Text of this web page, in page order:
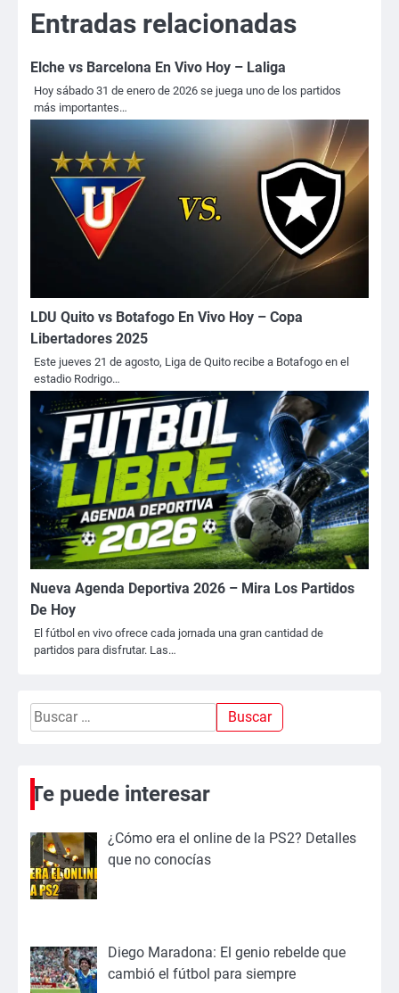
Entradas relacionadas
Elche vs Barcelona En Vivo Hoy – Laliga
Hoy sábado 31 de enero de 2026 se juega uno de los partidos
más importantes…
LDU Quito vs Botafogo En Vivo Hoy – Copa
Libertadores 2025
Este jueves 21 de agosto, Liga de Quito recibe a Botafogo en el
estadio Rodrigo…
Nueva Agenda Deportiva 2026 – Mira Los Partidos
De Hoy
El fútbol en vivo ofrece cada jornada una gran cantidad de
partidos para disfrutar. Las…
Buscar:
Te puede interesar
¿Cómo era el online de la PS2? Detalles
que no conocías
Diego Maradona: El genio rebelde que
cambió el fútbol para siempre